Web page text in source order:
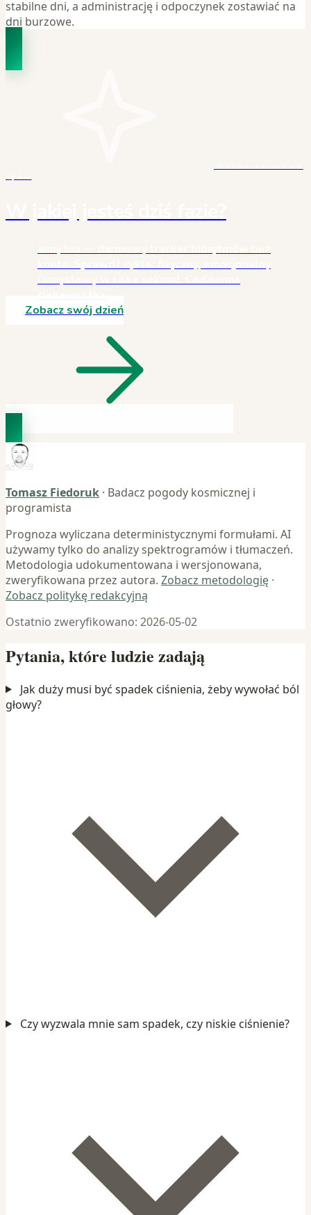
stabilne dni, a administrację i odpoczynek zostawiać na
dni burzowe.
Zobacz swój dzień
Tomasz Fiedoruk · Badacz pogody kosmicznej i
programista
Prognoza wyliczana deterministycznymi formułami. AI
używamy tylko do analizy spektrogramów i tłumaczeń.
Metodologia udokumentowana i wersjonowana,
zweryfikowana przez autora. Zobacz metodologię ·
Zobacz politykę redakcyjną
Ostatnio zweryfikowano: 2026-05-02
Pytania, które ludzie zadają
Jak duży musi być spadek ciśnienia, żeby wywołać ból
głowy?
Czy wyzwala mnie sam spadek, czy niskie ciśnienie?